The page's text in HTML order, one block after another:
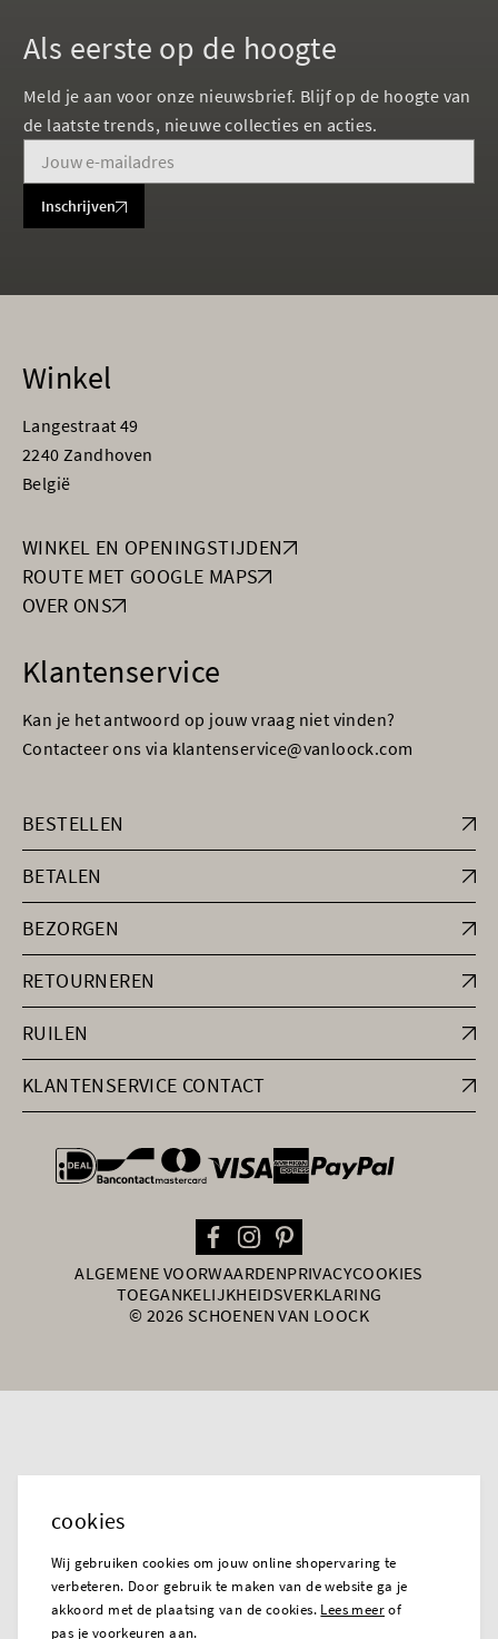
Als eerste op de hoogte
Meld je aan voor onze nieuwsbrief. Blijf op de hoogte van
de laatste trends, nieuwe collecties en acties.
Inschrijven
Winkel
Langestraat 49
2240 Zandhoven
België
WINKEL EN OPENINGSTIJDEN
ROUTE MET GOOGLE MAPS
OVER ONS
Klantenservice
Kan je het antwoord op jouw vraag niet vinden?
Contacteer ons via klantenservice@vanloock.com
BESTELLEN
BETALEN
BEZORGEN
RETOURNEREN
RUILEN
KLANTENSERVICE CONTACT
general.paymentOptions
ALGEMENE VOORWAARDENPRIVACYCOOKIES
TOEGANKELIJKHEIDSVERKLARING
© 2026 SCHOENEN VAN LOOCK
cookies
Wij gebruiken cookies om jouw online shopervaring te
verbeteren. Door gebruik te maken van de website ga je
akkoord met de plaatsing van de cookies. Lees meerof
pas je voorkeuren aan.